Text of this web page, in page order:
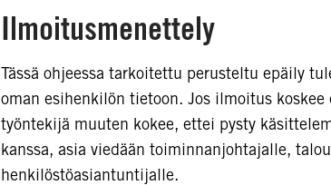
Ilmoitusmenettely
Tässä ohjeessa tarkoitettu perusteltu epäily
oman esihenkilön tietoon. Jos ilmoitus koskee
työntekijä muuten kokee, ettei pysty
kanssa, asia viedään toiminnanjohtajalle,
henkilöstöasiantuntijalle.